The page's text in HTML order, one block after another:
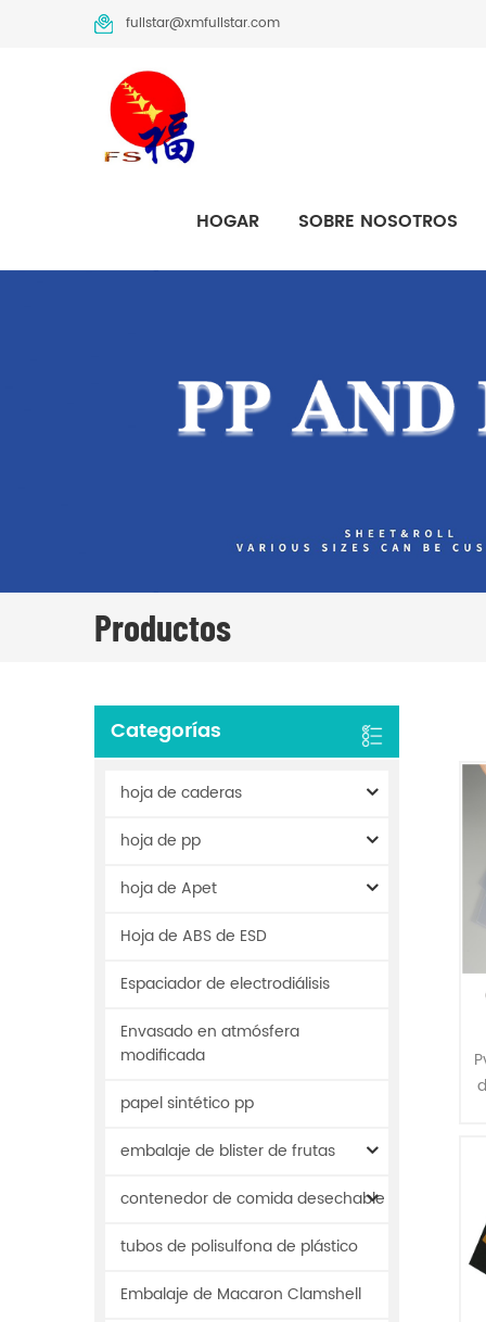
fullstar@xmfullstar.com
HOGAR SOBRE NOSOTROS
Productos
Categorías
hoja de caderas
hoja de pp
hoja de Apet
Hoja de ABS de ESD
Espaciador de electrodiálisis
Envasado en atmósfera
modificada
papel sintético pp
embalaje de blister de frutas
contenedor de comida desechable
tubos de polisulfona de plástico
Embalaje de Macaron Clamshell